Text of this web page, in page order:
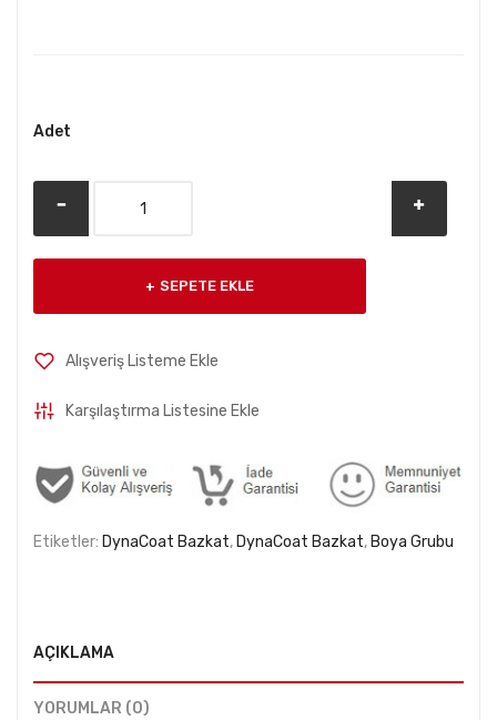
Adet
SEPETE EKLE
Alışveriş Listeme Ekle
Karşılaştırma Listesine Ekle
Etiketler: DynaCoat Bazkat, DynaCoat Bazkat, Boya Grubu
AÇIKLAMA
YORUMLAR (0)